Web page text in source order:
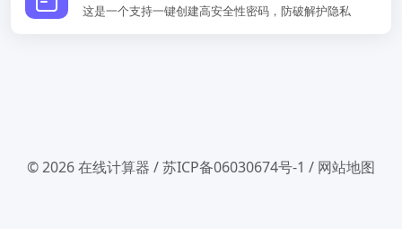
这是一个支持一键创建高安全性密码，防破解护隐私
© 2026在线计算器 /苏ICP备06030674号-1 / 网站地图